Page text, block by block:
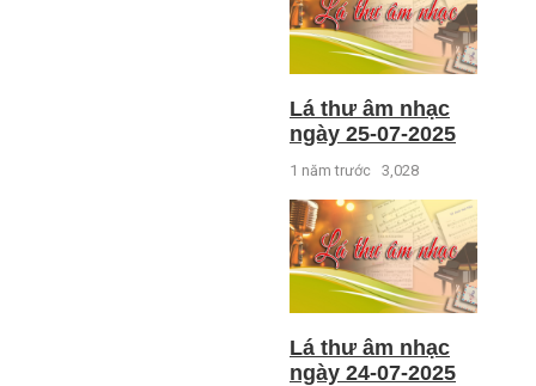
Lá thư âm nhạc
ngày 25-07-2025
1 năm trước 3,028
Lá thư âm nhạc
ngày 24-07-2025